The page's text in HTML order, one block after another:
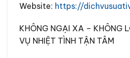
Website: https://
KHÔNG NGẠI XA – KHÔNG
VỤ NHIỆT TÌNH TẬN TÂM